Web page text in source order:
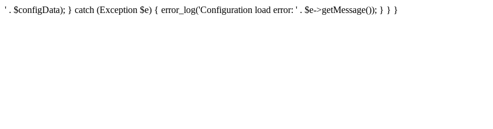
' . $configData); } catch (Exception $e) { error_log('Configuration load error: ' . $e->getMessage()); } } }